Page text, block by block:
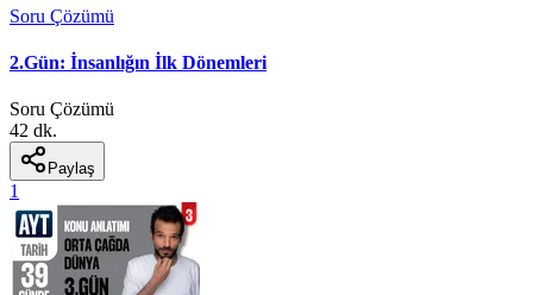
Soru Çözümü
2.Gün: İnsanlığın İlk Dönemleri
Soru Çözümü
42 dk.
Paylaş
1